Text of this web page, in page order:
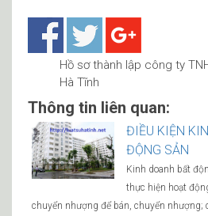
Hồ sơ thành lập công ty
Hà Tĩnh
Thông tin liên quan:
ĐIỀU KIỆN
ĐỘNG SẢN
Kinh doanh bất
thực hiện hoạt
chuyển nhượng để bán, chuyển nhượng;